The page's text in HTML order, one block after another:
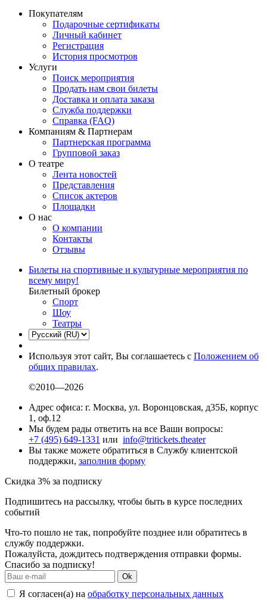
Покупателям
Подарочные сертификаты
Личный кабинет
Регистрация
История просмотров
Услуги
Поиск мероприятия
Продать нам свои билеты
Доставка и оплата заказа
Служба поддержки
Справка (FAQ)
Компаниям & Партнерам
Партнерская программа
Групповой заказ
О театре
Лента новостей
Представления
Список актеров
Площадки
О нас
О компании
Контакты
Отзывы
Билеты на спортивные и культурные мероприятия по
всему миру!
Билетный брокер
Спорт
Шоу
Театры
Используя этот сайт, Вы соглашаетесь с Положением об
общих правилах.
©2010—2026
Адрес офиса: г. Москва, ул. Воронцовская, д35Б, корпус
1, оф.12
Мы будем рады ответить на все Ваши вопросы:
+7 (495) 649-1331 или info@tritickets.theater
Вы также можете обратиться в Службу клиентской
поддержки, заполнив форму
Скидка 3% за подписку
Подпишитесь на рассылку, чтобы быть в курсе последних
событий
Что-то пошло не так, попробуйте позднее или обратитесь в
службу поддержки.
Пожалуйста, дождитесь подтверждения отправки формы.
Спасибо за подписку!
Ok
Я согласен(а) на обработку персональных данных